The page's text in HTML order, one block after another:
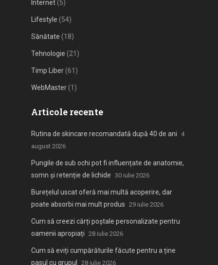
Internet(5)
Lifestyle (54)
Sănătate (18)
Tehnologie (21)
Timp Liber(61)
WebMaster(1)
Articole recente
Rutina de skincare recomandată după 40 de ani
4
august 2026
Pungile de sub ochi pot fi influențate de anatomie,
somn și retenție de lichide 30 iulie 2026
Burețelul uscat oferă mai multă acoperire, dar
poate absorbi mai mult produs 29 iulie 2026
Cum să creezi cărți poștale personalizate pentru
oamenii apropiați 28 iulie 2026
Cum să eviți cumpărăturile făcute pentru a ține
pasul cu grupul
28 iulie 2026